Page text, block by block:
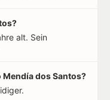
alt. Sein
dos Santos?